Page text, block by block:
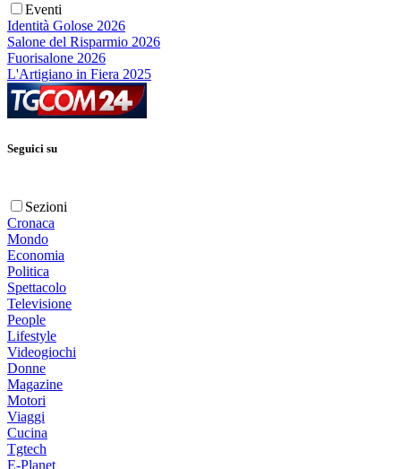
Eventi
Identità Golose 2026
Salone del Risparmio 2026
Fuorisalone 2026
L'Artigiano in Fiera 2025
Seguici su
Sezioni
Cronaca
Mondo
Economia
Politica
Spettacolo
Televisione
People
Lifestyle
Videogiochi
Donne
Magazine
Motori
Viaggi
Cucina
Tgtech
E-Planet